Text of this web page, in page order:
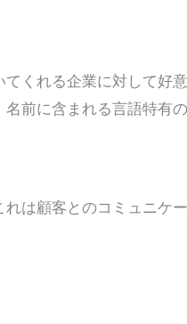
くれる企業に対して好
前に含まれる言語特有
は顧客とのコミュニケ